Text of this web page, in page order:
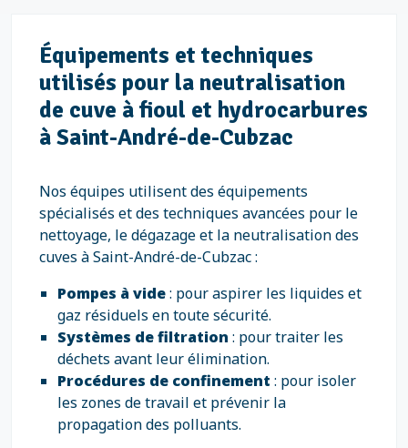
Équipements et techniques
utilisés pour la neutralisation
de cuve à fioul et hydrocarbures
à Saint-André-de-Cubzac
Nos équipes utilisent des équipements
spécialisés et des techniques avancées pour le
nettoyage, le dégazage et la neutralisation des
cuves à Saint-André-de-Cubzac :
Pompes à vide: pour aspirer les liquides et
gaz résiduels en toute sécurité.
Systèmes de filtration : pour traiter les
déchets avant leur élimination.
Procédures de confinement : pour isoler
les zones de travail et prévenir la
propagation des polluants.